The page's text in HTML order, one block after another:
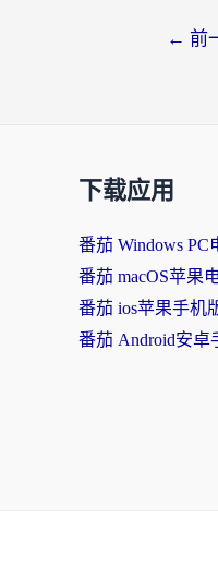
← 前
下载应用
番茄 Windows PC
番茄 macOS苹果
番茄 ios苹果手机
番茄 Android安卓